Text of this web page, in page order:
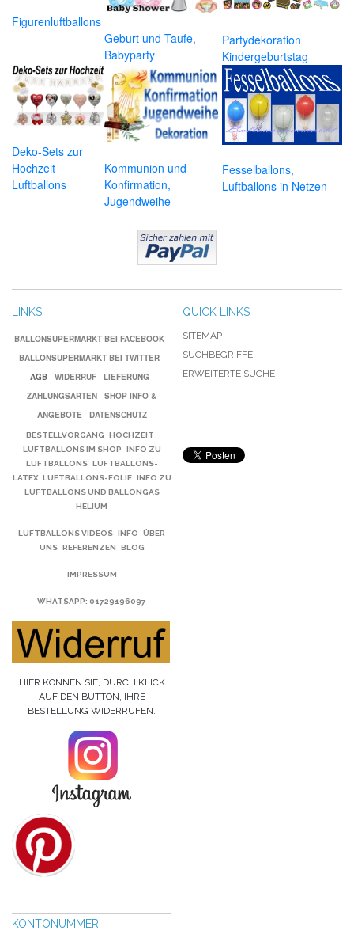
Figurenluftballons
Geburt und Taufe,
Babyparty
Partydekoration
Kindergeburtstag
Deko-Sets zur
Hochzeit
Luftballons
Kommunion und
Konfirmation,
Jugendweihe
Fesselballons,
Luftballons in Netzen
LINKS
BALLONSUPERMARKT BEI FACEBOOK
BALLONSUPERMARKT BEI TWITTER
AGB
WIDERRUF
LIEFERUNG
ZAHLUNGSARTEN
SHOP INFO &
ANGEBOTE
DATENSCHUTZ
BESTELLVORGANG
HOCHZEIT
LUFTBALLONS IM SHOP
INFO ZU
LUFTBALLONS LUFTBALLONS-
LATEX LUFTBALLONS-FOLIE INFO ZU
LUFTBALLONS UND BALLONGAS
HELIUM
LUFTBALLONS VIDEOS INFO
ÜBER
UNS REFERENZEN BLOG
IMPRESSUM
WHATSAPP: 01729196097
HIER KÖNNEN SIE, DURCH KLICK
AUF DEN BUTTON, IHRE
BESTELLUNG WIDERRUFEN.
QUICK LINKS
SITEMAP
SUCHBEGRIFFE
ERWEITERTE SUCHE
KONTONUMMER